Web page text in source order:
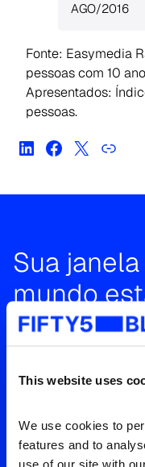
This website uses
We use cookies to
features and to
use of our site with
AGO/2016
Fonte: Easymedia
pessoas com 10
Apresentados:
pessoas.
Sua
mundo
Entre em
audiência
Entre em contato
Search